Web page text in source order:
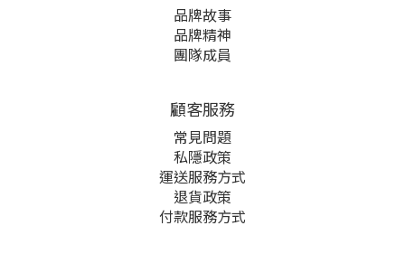
品牌故事
品牌精神
團隊成員
顧客服務
常見問題
私隱政策
運送服務方式
退貨政策
付款服務方式